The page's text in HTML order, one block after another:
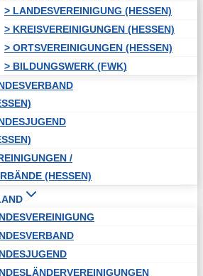
> LANDESVEREINIGUNG (HESSEN)
> KREISVEREINIGUNGEN (HESSEN)
> ORTSVEREINIGUNGEN (HESSEN)
> BILDUNGSWERK (FWK)
/
(HESSEN)